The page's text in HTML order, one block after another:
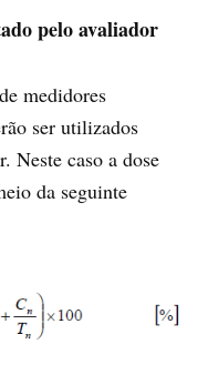
pelo avaliador
medidores
ser utilizados
Neste caso a dose
da seguinte